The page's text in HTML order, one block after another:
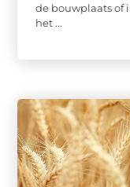
de bouwplaats of
het ...